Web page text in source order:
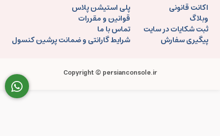
اکانت قانونی
پلی استیشن پلاس
وبلاگ
قوانین و مقررات
ثبت شکایات در سایت
تماس با ما
پیگیری سفارش
شرایط گارانتی و ضمانت پرشین کنسول
Copyright © persianconsole.ir